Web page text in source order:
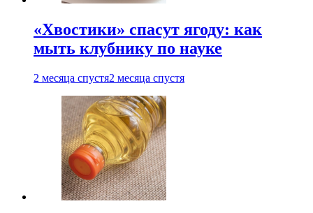
«Хвостики» спасут ягоду: как
мыть клубнику по науке
2 месяца спустя2 месяца спустя